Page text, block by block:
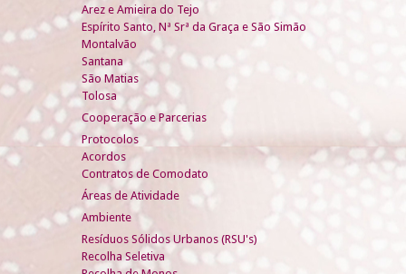
Arez e Amieira do Tejo
Espírito Santo, Nª Srª da Graça e São Simão
Montalvão
Santana
São Matias
Tolosa
Cooperação e Parcerias
Protocolos
Acordos
Contratos de Comodato
Áreas de Atividade
Ambiente
Resíduos Sólidos Urbanos (RSU's)
Recolha Seletiva